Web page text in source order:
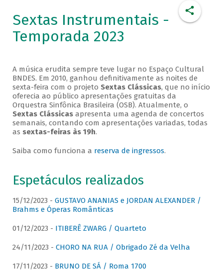
Sextas Instrumentais -
Temporada 2023
A música erudita sempre teve lugar no Espaço Cultural
BNDES. Em 2010, ganhou definitivamente as noites de
sexta-feira com o projeto Sextas Clássicas, que no início
oferecia ao público apresentações gratuitas da
Orquestra Sinfônica Brasileira (OSB). Atualmente, o
Sextas Clássicasapresenta uma agenda de concertos
semanais, contando com apresentações variadas, todas
as sextas-feiras às 19h.
Saiba como funciona a reserva de ingressos.
Espetáculos realizados
15/12/2023 - GUSTAVO ANANIAS e JORDAN ALEXANDER /
Brahms e Óperas Românticas
01/12/2023 - ITIBERÊ ZWARG / Quarteto
24/11/2023 - CHORO NA RUA / Obrigado Zé da Velha
17/11/2023 - BRUNO DE SÁ / Roma 1700